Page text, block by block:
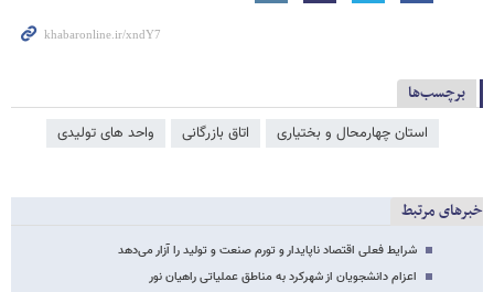
برچسب‌ها
استان چهارمحال و بختیاری اتاق بازرگانی واحد های تولیدی
خبرهای مرتبط
شرایط فعلی اقتصاد ناپایدار و تورم صنعت و تولید را آزار می‌دهد
اعزام دانشجویان از شهرکرد به مناطق عملیاتی راهیان نور